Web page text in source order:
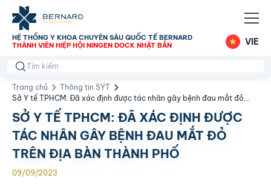
HỆ THỐNG Y KHOA CHUYÊN SÂU QUỐC TẾ BERNARD
THÀNH VIÊN HIỆP HỘI NINGEN DOCK NHẬT BẢN
VIE
Trang chủ
Thông tin SYT
Sở Y tế TPHCM: Đã xác định được tác nhân gây bệnh đau mắt đỏ
trên địa bàn Thành phố
SỞ Y TẾ TPHCM: ĐÃ XÁC ĐỊNH ĐƯỢC
TÁC NHÂN GÂY BỆNH ĐAU MẮT ĐỎ
TRÊN ĐỊA BÀN THÀNH PHỐ
09/09/2023